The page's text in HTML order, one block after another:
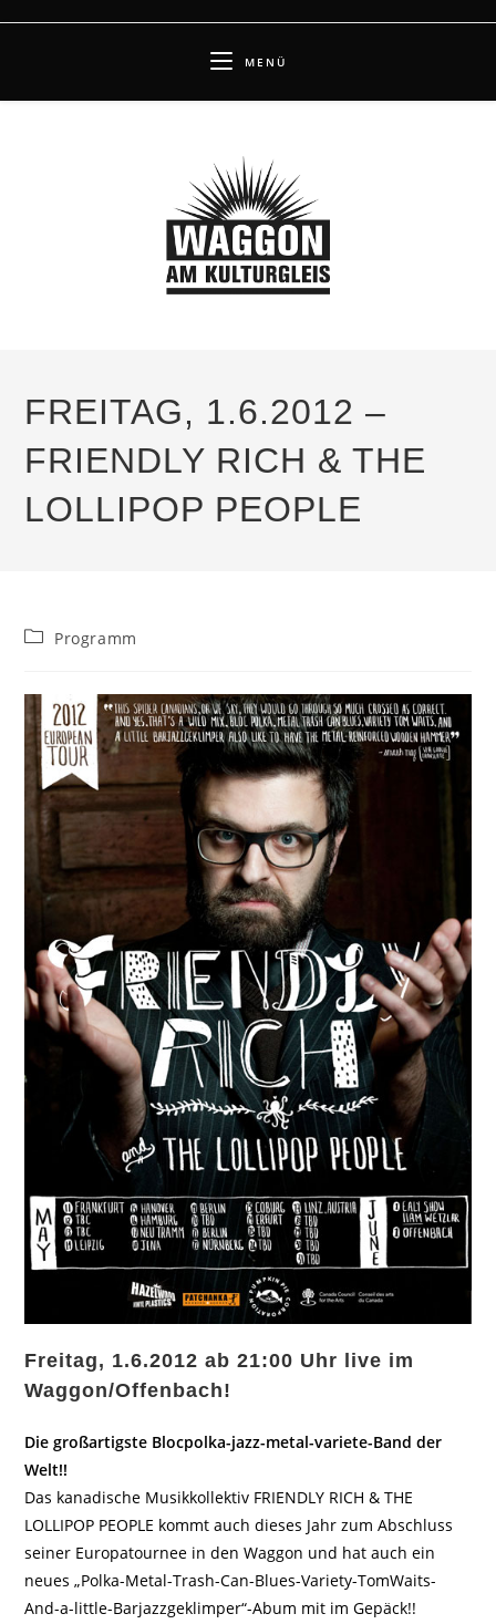
MENÜ
FREITAG, 1.6.2012 –
FRIENDLY RICH & THE
LOLLIPOP PEOPLE
Beitrags-
Programm
Freitag, 1.6.2012 ab 21:00 Uhr live im
Waggon/Offenbach!
Die großartigste Blocpolka-jazz-metal-variete-Band der
Welt!!
Das kanadische Musikkollektiv FRIENDLY RICH & THE
LOLLIPOP PEOPLE kommt auch dieses Jahr zum Abschluss
seiner Europatournee in den Waggon und hat auch ein
neues „Polka-Metal-Trash-Can-Blues-Variety-TomWaits-
And-a-little-Barjazzgeklimper“-Abum mit im Gepäck!!